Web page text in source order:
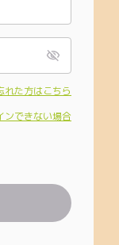
れた方はこちら
ンできない場合